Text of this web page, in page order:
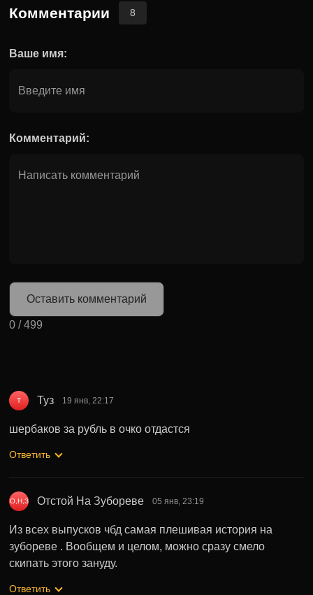
Комментарии 8
Ваше имя:
Комментарий:
Оставить комментарий
0 /499
Т Туз 19 янв, 22:17
шербаков за рубль в очко отдастся
Ответить
О,Н,З Отстой На Зубореве 05 янв, 23:19
Из всех выпусков чбд самая плешивая история на
зубореве . Вообщем и целом, можно сразу смело
скипать этого зануду.
Ответить